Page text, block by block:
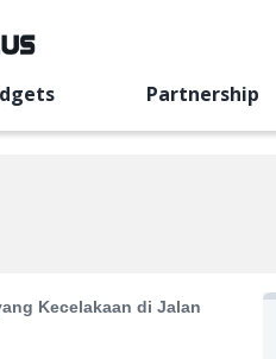
Partnership
Kecelakaan di Jalan